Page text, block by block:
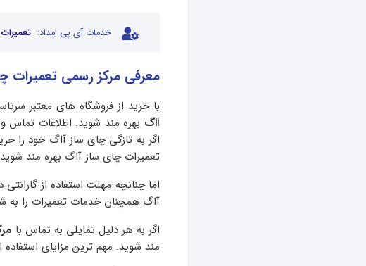
خدمات آی پی امداد:
معرفی مرکز رسمی تعمیرات
با خرید از فروشگاه های معتبر
آاگ بهره مند شوید. اطلاعات
اگر به تازگی چای ساز آاگ خود را
تعمیرات چای ساز آاگ بهره مند
اما چنانچه مهلت استفاده از
آاگ همچنان خدمات تعمیرات را به
اگر به هر دلیل تمایلی به تماس با
مند شوید. مهم ترین مزایای استفاده